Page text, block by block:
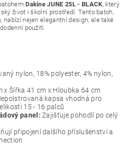
Dakine JUNE 25L - BLACK, který
život i školní prostředí. Tento batoh,
nabízí nejen elegantní design, ale také
použití.
nylon, 18% polyester, 4% nylon,
x Šířka 41 cm x Hloubka 64 cm
kapsa vhodná pro
15 - 16 palců
panel: Zajišťuje pohodlí po celý
připojení dalšího příslušenství a